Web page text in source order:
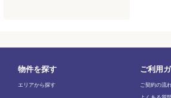
物件を探す
エリアから探す
ご利用
ご契約の流